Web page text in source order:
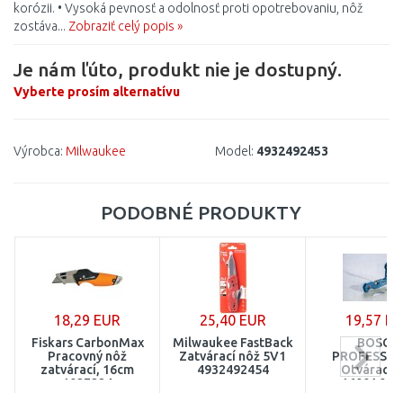
korózii. • Vysoká pevnosť a odolnosť proti opotrebovaniu, nôž
zostáva... Zobraziť celý popis »
Je nám ľúto, produkt nie je dostupný.
Vyberte prosím alternatívu
Výrobca: Milwaukee Model: 4932492453
PODOBNÉ PRODUKTY
18,29 EUR
Fiskars CarbonMax
Pracovný nôž
zatvárací, 16cm
1027224
25,40 EUR
Milwaukee FastBack
Zatvárací nôž 5V1
4932492454
19,57
BOSCH
Otvárací